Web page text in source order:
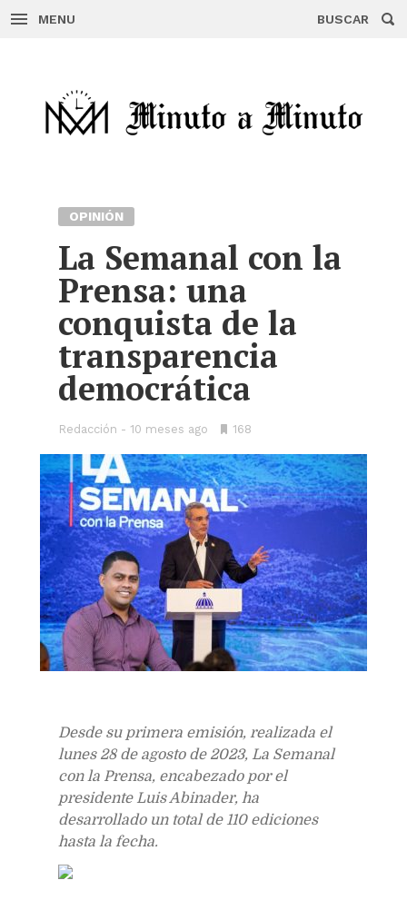
MENU BUSCAR
OPINIÓN
La Semanal con la
Prensa: una
conquista de la
transparencia
democrática
Redacción 10 meses ago
•168
Desde su primera emisión, realizada el
lunes 28 de agosto de 2023, La Semanal
con la Prensa, encabezado por el
presidente Luis Abinader, ha
desarrollado un total de 110 ediciones
hasta la fecha.